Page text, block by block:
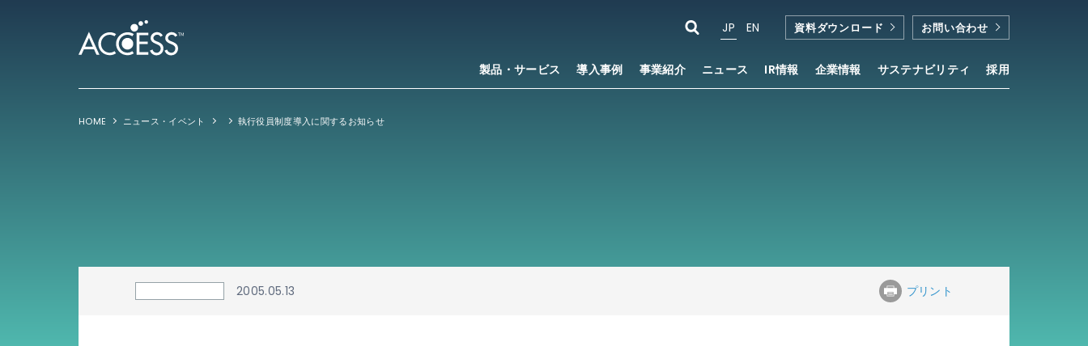
製品・サービス 導入事例 事業紹介 ニュース IR情報 企業情報 サステナビリティ 採用
JP EN 資料ダウンロード お問い合わせ
HOME ニュース・イベント 執行役員制度導入に関するお知らせ
2005.05.13 プリント